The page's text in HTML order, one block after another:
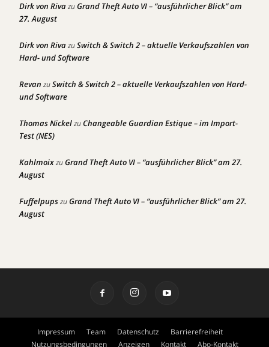
Dirk von RivazuGrand Theft Auto VI – “ausführlicher Blick” am
27. August
Dirk von RivazuSwitch & Switch 2 – aktuelle Verkaufszahlen von
Hard- und Software
Revan zuSwitch & Switch 2 – aktuelle Verkaufszahlen von Hard-
und Software
Thomas NickelzuChangeable Guardian Estique – im Import-
Test (NES)
KahlmoixzuGrand Theft Auto VI – “ausführlicher Blick” am 27.
August
FuffelpupszuGrand Theft Auto VI – “ausführlicher Blick” am 27.
August
Impressum Team Datenschutz
Barrierefreiheit
Nutzungsbedingungen
Anzeigen Kontakt Abo-Kontakt